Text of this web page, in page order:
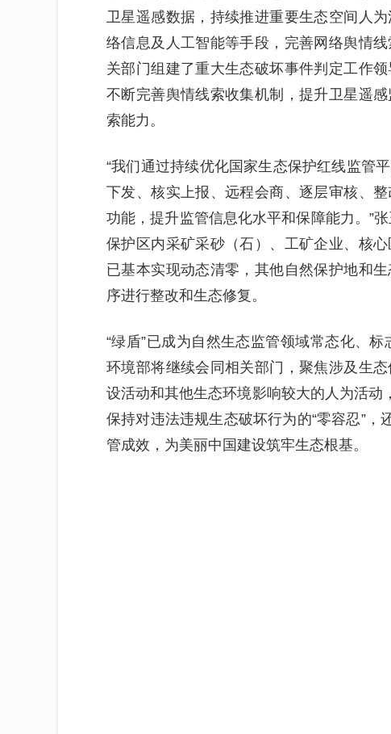
卫星遥感数据，持续推进重要生态空间人
络信息及人工智能等手段，完善网络舆情
关部门组建了重大生态破坏事件判定工作
不断完善舆情线索收集机制，提升卫星遥
索能力。
“我们通过持续优化国家生态保护红线监管
下发、核实上报、远程会商、逐层审核、
功能，提升监管信息化水平和保障能力。”
保护区内采矿采砂（石）、工矿企业、核
已基本实现动态清零，其他自然保护地和
序进行整改和生态修复。
“绿盾”已成为自然生态监管领域常态化、
环境部将继续会同相关部门，聚焦涉及生
设活动和其他生态环境影响较大的人为活动
保持对违法违规生态破坏行为的“零容忍”，
管成效，为美丽中国建设筑牢生态根基。